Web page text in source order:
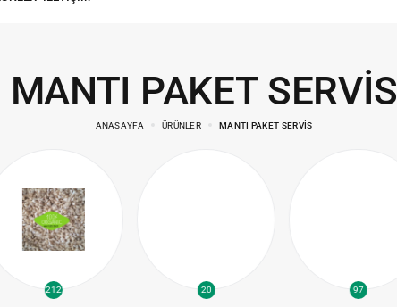
MANTI PAKET SERVIS
ANASAYFA ÜRÜNLER MANTI PAKET SERVIS
212 20 97